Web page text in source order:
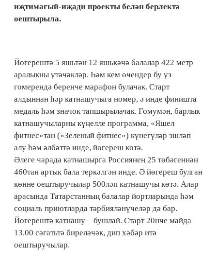
иҗтимагый-иҗади проекты белән берлектә
оештырыла.
Йөгерештә 5 яшьтән 12 яшькәчә балалар 422 метр
аралыкны үтәчәкләр. Һәм кем өчендер бу үз
гомерендә беренче марафон булачак. Старт
алдыннан һәр катнашучыга номер, ә инде финишта
медаль һәм значок тапшырылачак. Гомумән, барлык
катнашучыларны күңелле программа, «Яшел
фитнес»тан («Зеленый фитнес») күнегүләр эшләп
алу һәм әлбәттә инде, йөгереш көтә.
Әлеге чарада катнашырга Россиянең 25 төбәгеннән
460тан артык бала теркәлгән инде. Ә йөгереш булган
көнне оештыручылар 500ләп катнашучы көтә. Алар
арасында Татарстанның балалар йортларында һәм
социаль приютларда тәрбияләнүчеләр дә бар.
Йөгерештә катнашу – бушлай. Старт 20нче майда
13.00 сәгатьтә биреләчәк, дип хәбәр итә
оештыручылар.